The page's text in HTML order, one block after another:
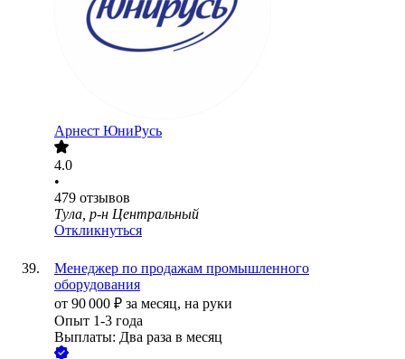
Арнест ЮниРусь
4.0
•
479 отзывов
Тула, р-н Центральный
Откликнуться
Менеджер по продажам промышленного
оборудования
от 90 000 ₽ за месяц, на руки
Опыт 1-3 года
Выплаты: Два раза в месяц